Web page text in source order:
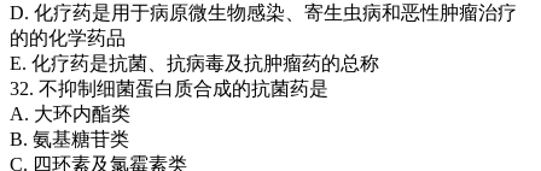
D. 化疗药是用于病原微生物感染、寄生虫病和恶性肿瘤治疗
的的化学药品
E. 化疗药是抗菌、抗病毒及抗肿瘤药的总称
32. 不抑制细菌蛋白质合成的抗菌药是
A. 大环内酯类
B. 氨基糖苷类
C. 四环素及氯霉素类